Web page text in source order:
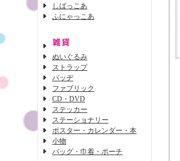
しばっこあ
ふにゃっこあ
ぬいぐるみ
ストラップ
バッヂ
ファブリック
CD・DVD
ステッカー
ステーショナリー
ポスター・カレンダー・本
小物
バッグ・巾着・ポーチ